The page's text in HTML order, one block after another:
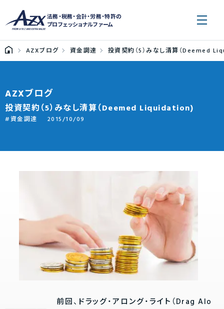
法務・税務・会計・労務・特許の
プロフェッショナルファーム
AZXブログ 資金調達 投資契約（5）みなし清算（Deemed
AZXブログ
投資契約（5）みなし清算（Deemed Liquidation)
資金調達 2015/10/09
前回、ドラッグ・アロング・ライト（Drag Alo